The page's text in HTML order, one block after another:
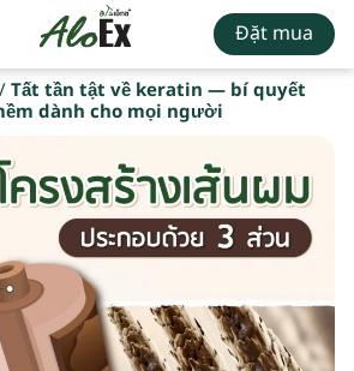
Đặt mua
/Tất tần tật về keratin — bí quyết
dành cho mọi người